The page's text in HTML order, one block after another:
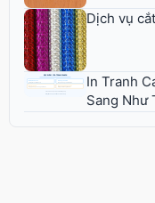
Dịch vụ
In Tranh
Sang Như